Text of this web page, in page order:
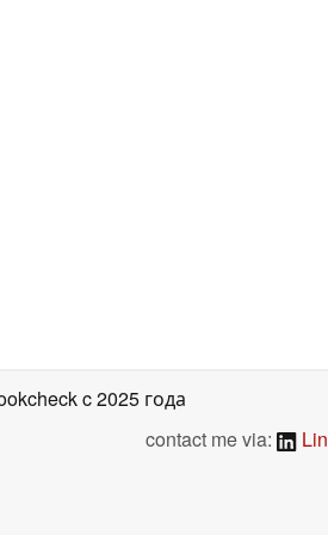
c 2025 года
contact me via: